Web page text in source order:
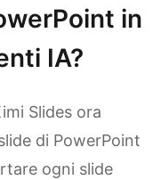
in
IA?
Slides ora
di PowerPoint
ogni slide